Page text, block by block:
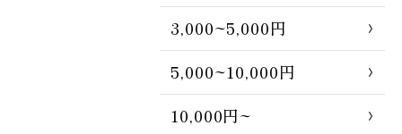
3,000~5,000円
5,000~10,000円
10,000円~